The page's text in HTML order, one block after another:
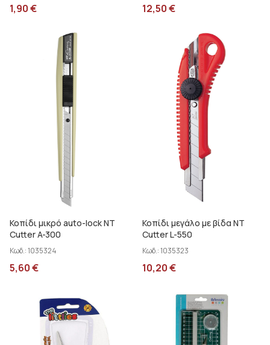
1,90€ 12,50€
Κοπίδι μικρό auto-lock NT
Cutter A-300
Κωδ.:1035324
5,60€
Κοπίδι μεγάλο με βίδα NT
Cutter L-550
Κωδ.:1035323
10,20€